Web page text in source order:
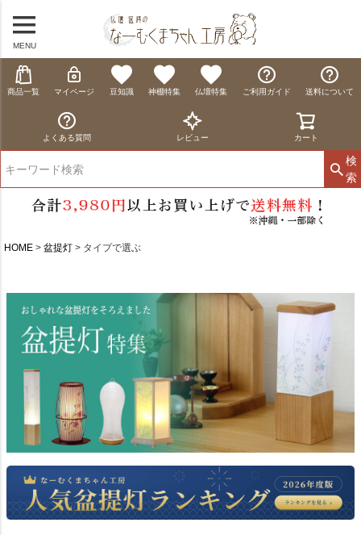
MENU
商品一覧 マイページ 豆知識 神棚特集 仏壇特集 ご利用ガイド 送料について
よくある質問 レビュー カート
検
索
HOME 盆提灯 タイプで選ぶ